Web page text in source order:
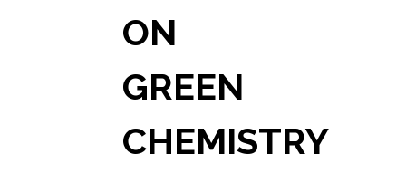
ON
GREEN
CHEMISTRY